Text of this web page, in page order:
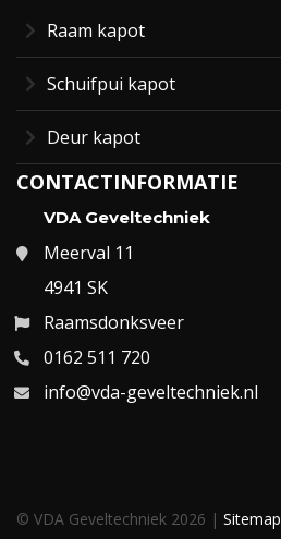
Raam kapot
Schuifpui kapot
Deur kapot
CONTACTINFORMATIE
VDA Geveltechniek
Meerval 11
4941 SK
Raamsdonksveer
0162 511 720
info@vda-geveltechniek.nl
© VDA Geveltechniek 2026 | Sitemap